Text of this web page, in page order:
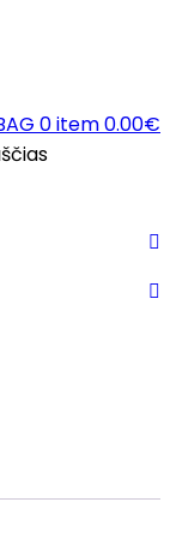
0 item0.00€